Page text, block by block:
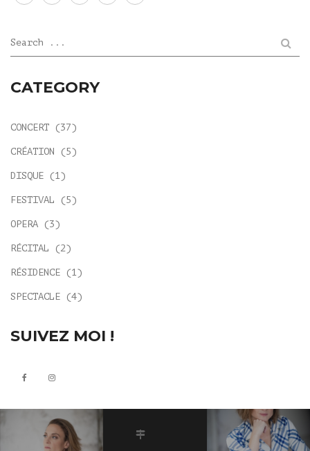
Search ...
CATEGORY
CONCERT (37)
CRÉATION (5)
DISQUE (1)
FESTIVAL (5)
OPERA (3)
RÉCITAL (2)
RÉSIDENCE (1)
SPECTACLE (4)
SUIVEZ MOI !